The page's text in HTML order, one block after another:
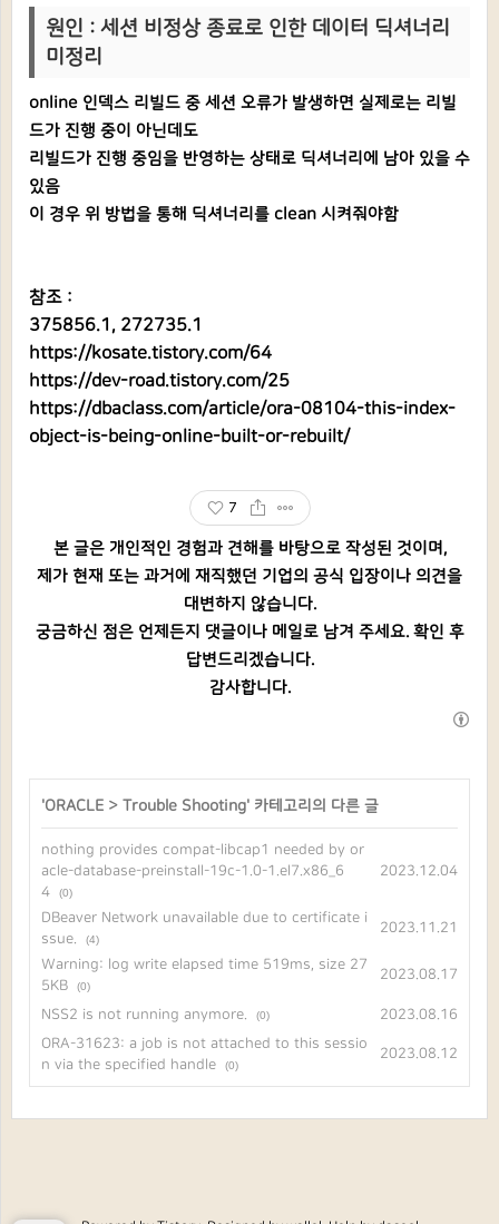
원인 : 세션 비정상 종료로 인한 데이터 딕셔너리
미정리
online 인덱스 리빌드 중 세션 오류가 발생하면 실제로는 리빌
드가 진행 중이 아닌데도
리빌드가 진행 중임을 반영하는 상태로 딕셔너리에 남아 있을 수
있음
이 경우 위 방법을 통해 딕셔너리를 clean 시켜줘야함
참조 :
375856.1, 272735.1
https://kosate.tistory.com/64
https://dev-road.tistory.com/25
https://dbaclass.com/article/ora-08104-this-index-
object-is-being-online-built-or-rebuilt/
7
본 글은 개인적인 경험과 견해를 바탕으로 작성된 것이며,
제가 현재 또는 과거에 재직했던 기업의 공식 입장이나 의견을
대변하지 않습니다.
궁금하신 점은 언제든지 댓글이나 메일로 남겨 주세요. 확인 후
답변드리겠습니다.
감사합니다.
'ORACLE > Trouble Shooting' 카테고리의 다른 글
nothing provides compat-libcap1 needed by or
acle-database-preinstall-19c-1.0-1.el7.x86_6
4
(0)
2023.12.04
DBeaver Network unavailable due to certificate i
ssue.
(4)
2023.11.21
Warning: log write elapsed time 519ms, size 27
5KB
(0)
2023.08.17
NSS2 is not running anymore. (0)
2023.08.16
ORA-31623: a job is not attached to this sessio
n via the specified handle
(0)
2023.08.12